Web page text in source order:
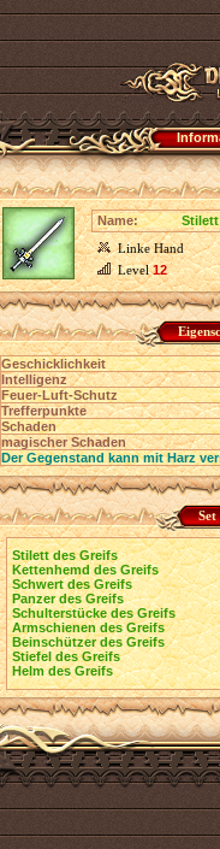
Name:
Linke Hand
Level12
Geschicklichkeit
Intelligenz
Feuer-Luft-Schutz
Trefferpunkte
Schaden
magischer Schaden
Der Gegenstand kann mit Harz
Set
Stilett des Greifs
Kettenhemd des Greifs
Schwert des Greifs
Panzer des Greifs
Schulterstücke des Greifs
Armschienen des Greifs
Beinschützer des Greifs
Stiefel des Greifs
Helm des Greifs